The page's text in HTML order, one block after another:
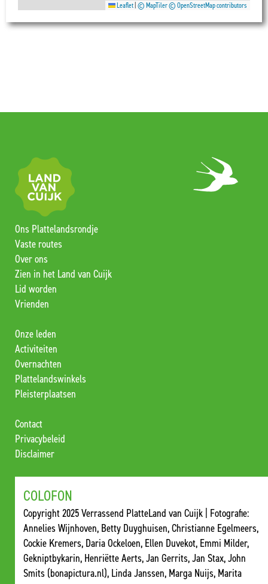
Leaflet © MapTiler© OpenStreetMap contributors
Ons Plattelandsrondje
Vaste routes
Over ons
Zien in het Land van Cuijk
Lid worden
Vrienden
Onze leden
Activiteiten
Overnachten
Plattelandswinkels
Pleisterplaatsen
Contact
Privacybeleid
Disclaimer
COLOFON
Copyright 2025 Verrassend PlatteLand van Cuijk | Fotografie:
Annelies Wijnhoven, Betty Duyghuisen, Christianne Egelmeers,
Cockie Kremers, Daria Ockeloen, Ellen Duvekot, Emmi Milder,
Gekniptbykarin, Henriëtte Aerts, Jan Gerrits, Jan Stax, John
Smits (bonapictura.nl), Linda Janssen, Marga Nuijs, Marita